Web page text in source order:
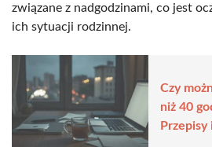
związane z nadgodzinami, co jest
ich sytuacji rodzinnej.
Czy
niż 40
Przepisy